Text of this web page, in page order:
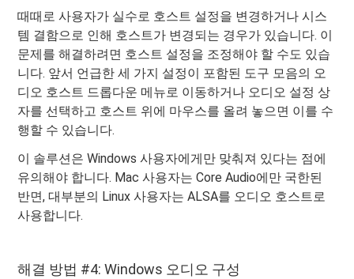
때때로 사용자가 실수로 호스트 설정을 변경하거나 시스
템 결함으로 인해 호스트가 변경되는 경우가 있습니다. 이
문제를 해결하려면 호스트 설정을 조정해야 할 수도 있습
니다. 앞서 언급한 세 가지 설정이 포함된 도구 모음의 오
디오 호스트 드롭다운 메뉴로 이동하거나 오디오 설정 상
자를 선택하고 호스트 위에 마우스를 올려 놓으면 이를 수
행할 수 있습니다.
이 솔루션은 Windows 사용자에게만 맞춰져 있다는 점에
유의해야 합니다. Mac 사용자는 Core Audio에만 국한된
반면, 대부분의 Linux 사용자는 ALSA를 오디오 호스트로
사용합니다.
해결 방법 #4: Windows 오디오 구성